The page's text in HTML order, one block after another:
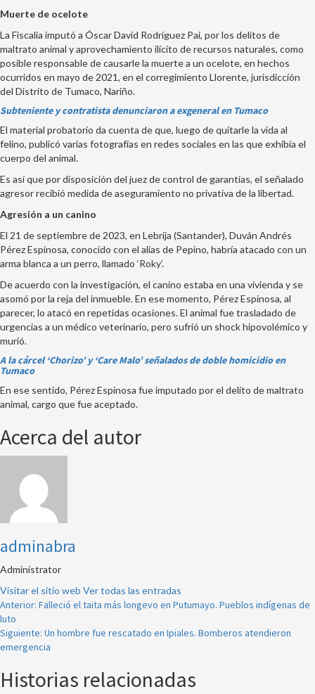
Muerte de ocelote
La Fiscalía imputó a Óscar David Rodríguez Pai, por los delitos de
maltrato animal y aprovechamiento ilícito de recursos naturales, como
posible responsable de causarle la muerte a un ocelote, en hechos
ocurridos en mayo de 2021, en el corregimiento Llorente, jurisdicción
del Distrito de Tumaco, Nariño.
Subteniente y contratista denunciaron a exgeneral en Tumaco
El material probatorio da cuenta de que, luego de quitarle la vida al
felino, publicó varias fotografías en redes sociales en las que exhibía el
cuerpo del animal.
Es así que por disposición del juez de control de garantías, el señalado
agresor recibió medida de aseguramiento no privativa de la libertad.
Agresión a un canino
El 21 de septiembre de 2023, en Lebrija (Santander), Duván Andrés
Pérez Espinosa, conocido con el alias de Pepino, habría atacado con un
arma blanca a un perro, llamado ‘Roky’.
De acuerdo con la investigación, el canino estaba en una vivienda y se
asomó por la reja del inmueble. En ese momento, Pérez Espinosa, al
parecer, lo atacó en repetidas ocasiones. El animal fue trasladado de
urgencias a un médico veterinario, pero sufrió un shock hipovolémico y
murió.
A la cárcel ‘Chorizo’ y ‘Care Malo’ señalados de doble homicidio en
Tumaco
En ese sentido, Pérez Espinosa fue imputado por el delito de maltrato
animal, cargo que fue aceptado.
Acerca del autor
adminabra
Administrator
Visitar el sitio web Ver todas las entradas
Navegación
de
entradas
Anterior: Falleció el taita más longevo en Putumayo. Pueblos indígenas de
luto
Siguiente: Un hombre fue rescatado en Ipiales. Bomberos atendieron
emergencia
Historias relacionadas